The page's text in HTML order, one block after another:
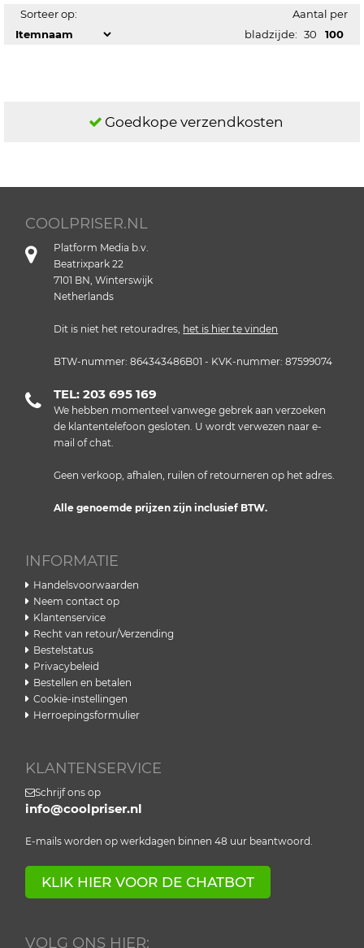
Sorteer op:
Aantal per
bladzijde: 30 100
Goedkope verzendkosten
COOLPRISER.NL
Platform Media b.v.
Beatrixpark 22
7101 BN, Winterswijk
Netherlands
Dit is niet het retouradres, het is hier te vinden
BTW-nummer: 864343486B01 - KVK-nummer: 87599074
TEL: 203 695 169
We hebben momenteel vanwege gebrek aan verzoeken
de klantentelefoon gesloten. U wordt verwezen naar e-
mail of chat.
Geen verkoop, afhalen, ruilen of retourneren op het adres.
Alle genoemde prijzen zijn inclusief BTW.
INFORMATIE
Handelsvoorwaarden
Neem contact op
Klantenservice
Recht van retour/Verzending
Bestelstatus
Privacybeleid
Bestellen en betalen
Cookie-instellingen
Herroepingsformulier
KLANTENSERVICE
Schrijf ons op
info@coolpriser.nl
E-mails worden op werkdagen binnen 48 uur beantwoord.
KLIK HIER VOOR DE CHATBOT
VOLG ONS HIER: